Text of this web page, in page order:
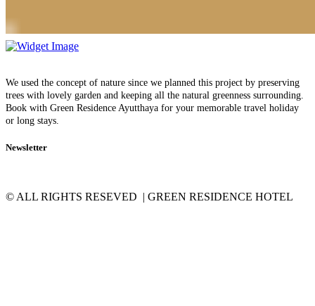
We used the concept of nature since we planned this project by preserving
trees with lovely garden and keeping all the natural greenness surrounding.
Book with Green Residence Ayutthaya for your memorable travel holiday
or long stays.
Newsletter
© ALL RIGHTS RESEVED | GREEN RESIDENCE HOTEL